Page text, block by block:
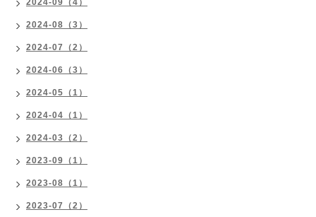
2024-08（3）
2024-07（2）
2024-06（3）
2024-05（1）
2024-04（1）
2024-03（2）
2023-09（1）
2023-08（1）
2023-07（2）